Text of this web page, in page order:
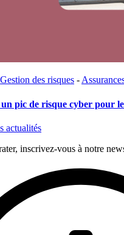
Gestion des risques -
pic de risque cyber pour
actualités
inscrivez-vous à notre